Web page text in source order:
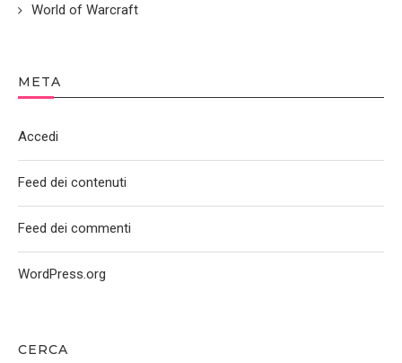
CERCA
World of Warcraft
META
Accedi
Feed dei contenuti
Feed dei commenti
WordPress.org